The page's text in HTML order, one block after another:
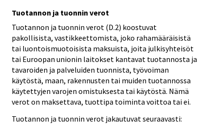
Tuotannon ja tuonnin verot
Tuotannon ja tuonnin verot (D.2) koostuvat
pakollisista, vastikkeettomista, joko rahamääräisistä
tai luontoismuotoisista maksuista, joita julkisyhteisöt
tai Euroopan unionin laitokset kantavat tuotannosta ja
tavaroiden ja palveluiden tuonnista, työvoiman
käytöstä, maan, rakennusten tai muiden tuotannossa
käytettyjen varojen omistuksesta tai käytöstä. Nämä
verot on maksettava, tuottipa toiminta voittoa tai ei.
Tuotannon ja tuonnin verot jakautuvat seuraavasti: